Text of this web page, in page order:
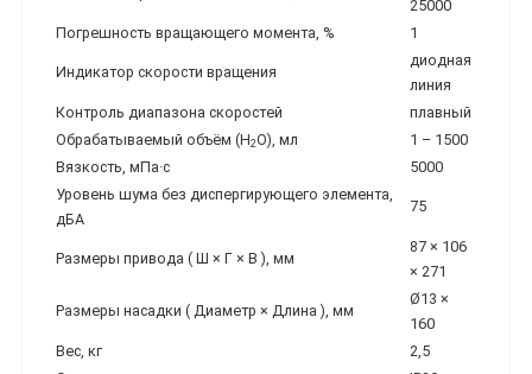
25000
Погрешность вращающего момента, %
1
Индикатор скорости вращения
диодная
линия
Контроль диапазона скоростей
плавный
Обрабатываемый объём (H2O), мл
1 – 1500
Вязкость, мПа·с
5000
Уровень шума без диспергирующего элемента,
дБА
75
Размеры привода ( Ш × Г × В ), мм
87 × 106
× 271
Размеры насадки ( Диаметр × Длина ), мм
Ø13 ×
160
Вес, кг
2,5